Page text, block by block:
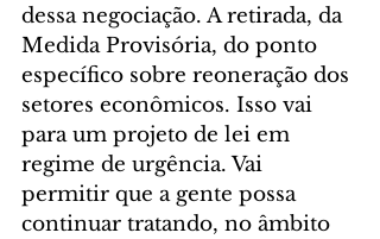
dessa negociação. A retirada, da
Medida Provisória, do ponto
específico sobre reoneração dos
setores econômicos. Isso vai
para um projeto de lei em
regime de urgência. Vai
permitir que a gente possa
continuar tratando, no âmbito